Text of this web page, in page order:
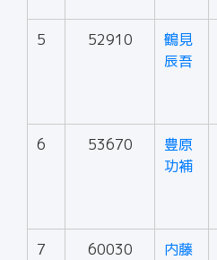
5 52910
鶴見
辰吾
6 53670
豊原
功補
7 60030
内藤